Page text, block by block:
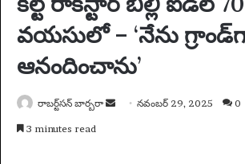
వయసులో – ‘నేను
ఆనందించాను’
రాబర్ట్‌సన్ బార్బరా నవంబర్ 29, 2025 0
3 minutes read